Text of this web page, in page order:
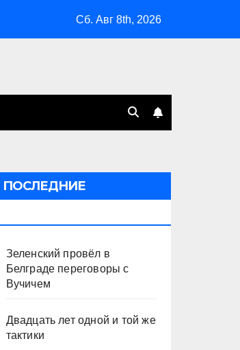
вновь горят НПЗ «Яблоко»
Сб. Авг 8th, 2026
ПОСЛЕДНИЕ
Зеленский провёл в
Белграде переговоры с
Вучичем
Двадцать лет одной и той же
тактики